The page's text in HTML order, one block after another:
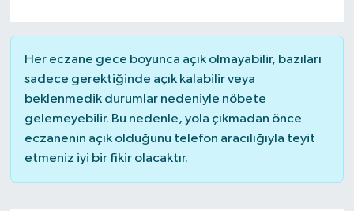
Her eczane gece boyunca açık olmayabilir, bazıları
sadece gerektiğinde açık kalabilir veya
beklenmedik durumlar nedeniyle nöbete
gelemeyebilir. Bu nedenle, yola çıkmadan önce
eczanenin açık olduğunu telefon aracılığıyla teyit
etmeniz iyi bir fikir olacaktır.